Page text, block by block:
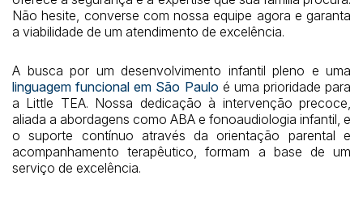
Não hesite, converse com nossa equipe agora e garanta
a viabilidade de um atendimento de excelência.
A busca por um desenvolvimento infantil pleno e uma
linguagem funcional em São Paulo é uma prioridade para
a Little TEA. Nossa dedicação à intervenção precoce,
aliada a abordagens como ABA e fonoaudiologia infantil, e
o suporte contínuo através da orientação parental e
acompanhamento terapêutico, formam a base de um
serviço de excelência.